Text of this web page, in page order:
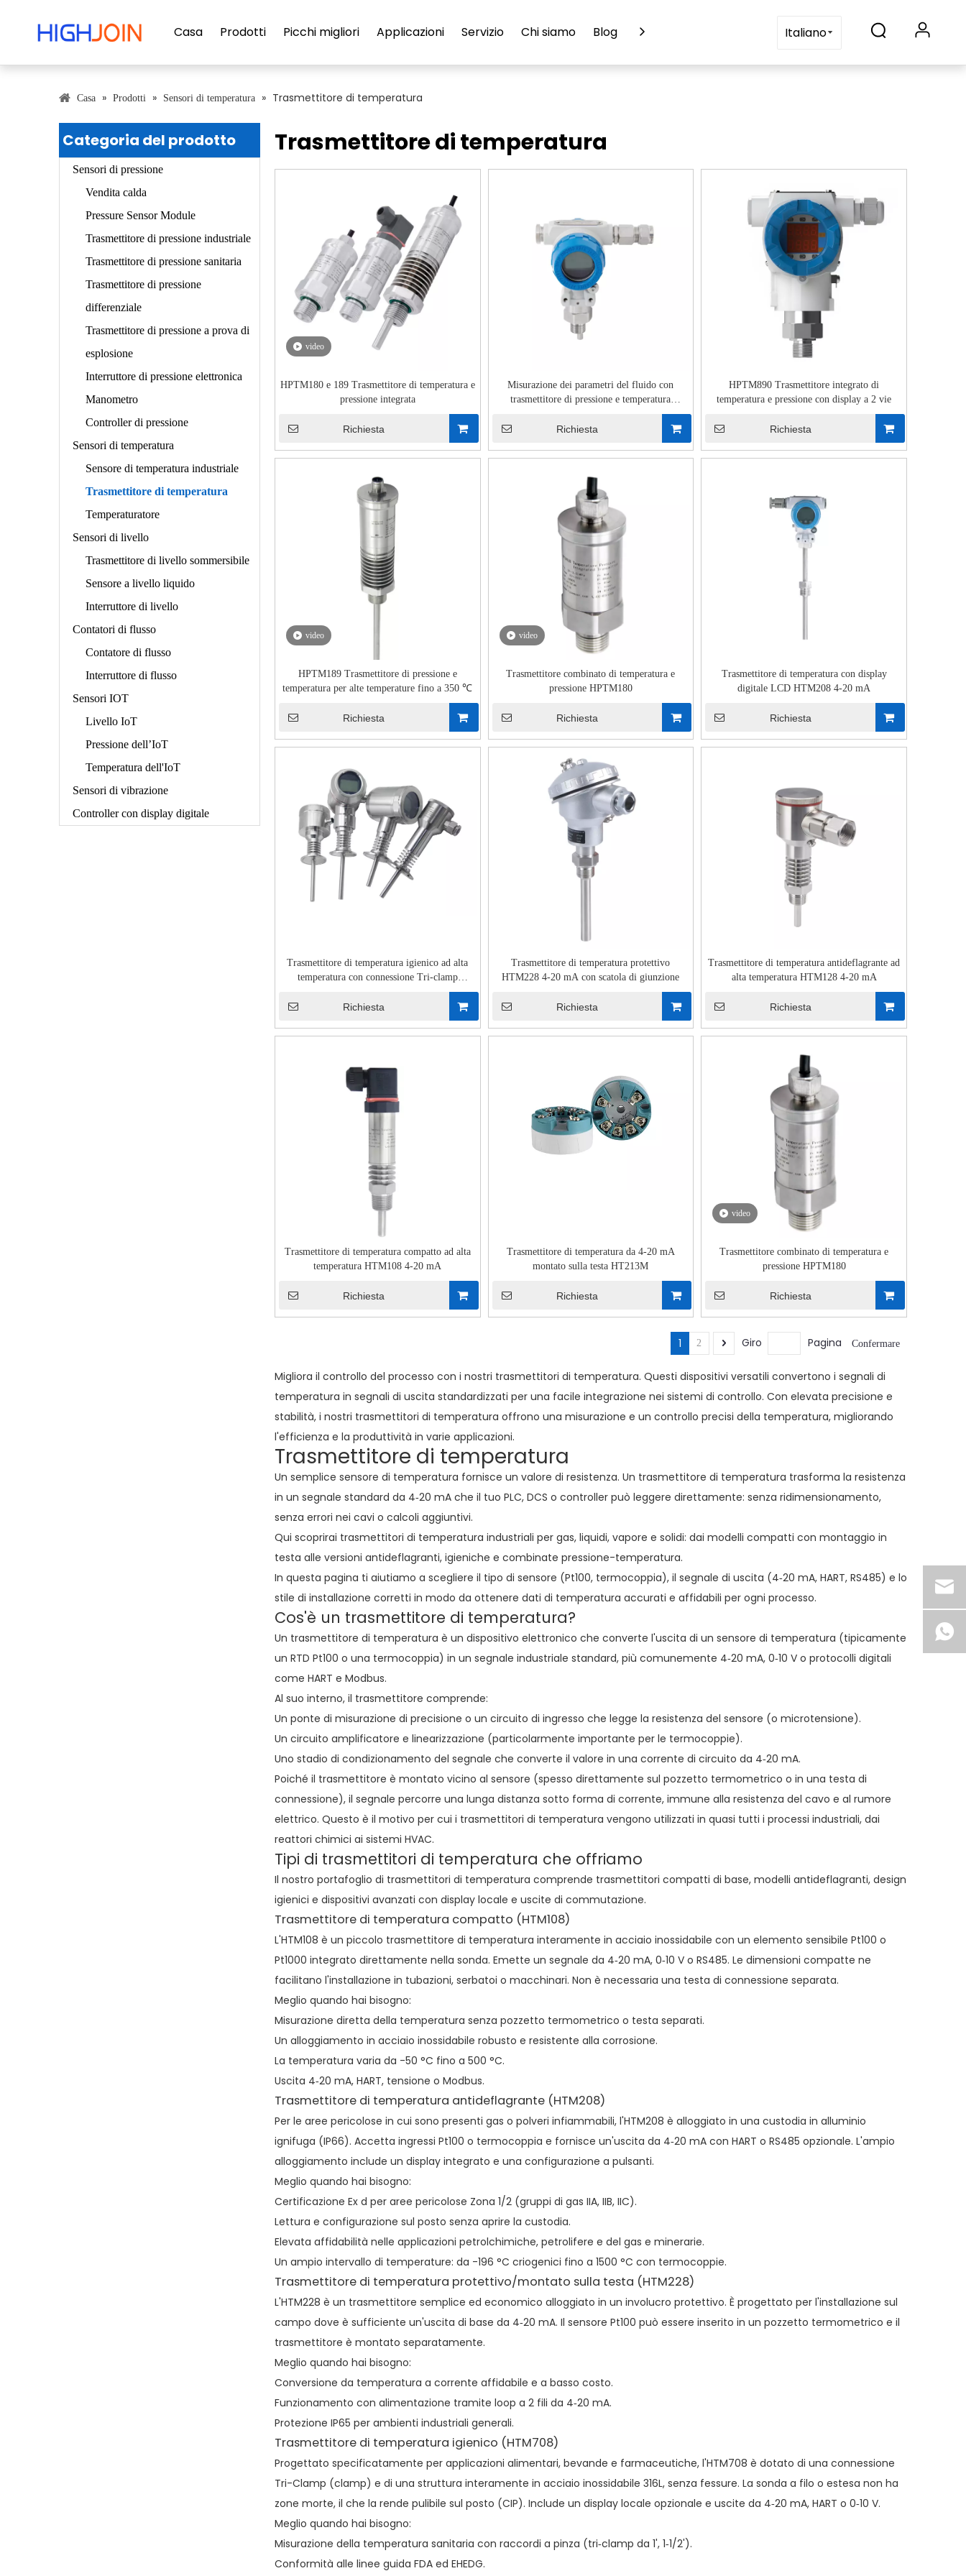
Casa Prodotti Picchi migliori Applicazioni Servizio Chi siamo Blog Contattaci Italiano
Casa » Prodotti » Sensori di temperatura » Trasmettitore di temperatura
Categoria del prodotto
Sensori di pressione
Vendita calda
Pressure Sensor Module
Trasmettitore di pressione industriale
Trasmettitore di pressione sanitaria
Trasmettitore di pressione
differenziale
Trasmettitore di pressione a prova di
esplosione
Interruttore di pressione elettronica
Manometro
Controller di pressione
Sensori di temperatura
Sensore di temperatura industriale
Trasmettitore di temperatura
Temperaturatore
Sensori di livello
Trasmettitore di livello sommersibile
Sensore a livello liquido
Interruttore di livello
Contatori di flusso
Contatore di flusso
Interruttore di flusso
Sensori IOT
Livello IoT
Pressione dell’IoT
Temperatura dell'IoT
Sensori di vibrazione
Controller con display digitale
Trasmettitore di temperatura
video
HPTM180 e 189 Trasmettitore di temperatura e
pressione integrata
Richiesta
Misurazione dei parametri del fluido con
trasmettitore di pressione e temperatura
Richiesta
HPTM890 Trasmettitore integrato di
temperatura e pressione con display a 2 vie
Richiesta
video
HPTM189 Trasmettitore di pressione e
temperatura per alte temperature fino a 350 ℃
Richiesta
video
Trasmettitore combinato di temperatura e
pressione HPTM180
Richiesta
Trasmettitore di temperatura con display
digitale LCD HTM208 4-20 mA
Richiesta
Trasmettitore di temperatura igienico ad alta
temperatura con connessione Tri-clamp
Richiesta
Trasmettitore di temperatura protettivo
HTM228 4-20 mA con scatola di giunzione
Richiesta
Trasmettitore di temperatura antideflagrante ad
alta temperatura HTM128 4-20 mA
Richiesta
Trasmettitore di temperatura compatto ad alta
temperatura HTM108 4-20 mA
Richiesta
Trasmettitore di temperatura da 4-20 mA
montato sulla testa HT213M
Richiesta
video
Trasmettitore combinato di temperatura e
pressione HPTM180
Richiesta
1 2 Giro Pagina Confermare
Migliora il controllo del processo con i nostri trasmettitori di temperatura. Questi dispositivi versatili convertono i segnali di
temperatura in segnali di uscita standardizzati per una facile integrazione nei sistemi di controllo. Con elevata precisione e
stabilità, i nostri trasmettitori di temperatura offrono una misurazione e un controllo precisi della temperatura, migliorando
l'efficienza e la produttività in varie applicazioni.
Trasmettitore di temperatura
Un semplice sensore di temperatura fornisce un valore di resistenza. Un trasmettitore di temperatura trasforma la resistenza
in un segnale standard da 4‑20 mA che il tuo PLC, DCS o controller può leggere direttamente: senza ridimensionamento,
senza errori nei cavi o calcoli aggiuntivi.
Qui scoprirai trasmettitori di temperatura industriali per gas, liquidi, vapore e solidi: dai modelli compatti con montaggio in
testa alle versioni antideflagranti, igieniche e combinate pressione-temperatura.
In questa pagina ti aiutiamo a scegliere il tipo di sensore (Pt100, termocoppia), il segnale di uscita (4‑20 mA, HART, RS485) e lo
stile di installazione corretti in modo da ottenere dati di temperatura accurati e affidabili per ogni processo.
Cos'è un trasmettitore di temperatura?
Un trasmettitore di temperatura è un dispositivo elettronico che converte l'uscita di un sensore di temperatura (tipicamente
un RTD Pt100 o una termocoppia) in un segnale industriale standard, più comunemente 4‑20 mA, 0‑10 V o protocolli digitali
come HART e Modbus.
Al suo interno, il trasmettitore comprende:
Un ponte di misurazione di precisione o un circuito di ingresso che legge la resistenza del sensore (o microtensione).
Un circuito amplificatore e linearizzazione (particolarmente importante per le termocoppie).
Uno stadio di condizionamento del segnale che converte il valore in una corrente di circuito da 4‑20 mA.
Poiché il trasmettitore è montato vicino al sensore (spesso direttamente sul pozzetto termometrico o in una testa di
connessione), il segnale percorre una lunga distanza sotto forma di corrente, immune alla resistenza del cavo e al rumore
elettrico. Questo è il motivo per cui i trasmettitori di temperatura vengono utilizzati in quasi tutti i processi industriali, dai
reattori chimici ai sistemi HVAC.
Tipi di trasmettitori di temperatura che offriamo
Il nostro portafoglio di trasmettitori di temperatura comprende trasmettitori compatti di base, modelli antideflagranti, design
igienici e dispositivi avanzati con display locale e uscite di commutazione.
Trasmettitore di temperatura compatto (HTM108)
L'HTM108 è un piccolo trasmettitore di temperatura interamente in acciaio inossidabile con un elemento sensibile Pt100 o
Pt1000 integrato direttamente nella sonda. Emette un segnale da 4‑20 mA, 0‑10 V o RS485. Le dimensioni compatte ne
facilitano l'installazione in tubazioni, serbatoi o macchinari. Non è necessaria una testa di connessione separata.
Meglio quando hai bisogno:
Misurazione diretta della temperatura senza pozzetto termometrico o testa separati.
Un alloggiamento in acciaio inossidabile robusto e resistente alla corrosione.
La temperatura varia da -50 °C fino a 500 °C.
Uscita 4‑20 mA, HART, tensione o Modbus.
Trasmettitore di temperatura antideflagrante (HTM208)
Per le aree pericolose in cui sono presenti gas o polveri infiammabili, l'HTM208 è alloggiato in una custodia in alluminio
ignifuga (IP66). Accetta ingressi Pt100 o termocoppia e fornisce un'uscita da 4‑20 mA con HART o RS485 opzionale. L'ampio
alloggiamento include un display integrato e una configurazione a pulsanti.
Meglio quando hai bisogno:
Certificazione Ex d per aree pericolose Zona 1/2 (gruppi di gas IIA, IIB, IIC).
Lettura e configurazione sul posto senza aprire la custodia.
Elevata affidabilità nelle applicazioni petrolchimiche, petrolifere e del gas e minerarie.
Un ampio intervallo di temperature: da -196 °C criogenici fino a 1500 °C con termocoppie.
Trasmettitore di temperatura protettivo/montato sulla testa (HTM228)
L'HTM228 è un trasmettitore semplice ed economico alloggiato in un involucro protettivo. È progettato per l'installazione sul
campo dove è sufficiente un'uscita di base da 4‑20 mA. Il sensore Pt100 può essere inserito in un pozzetto termometrico e il
trasmettitore è montato separatamente.
Meglio quando hai bisogno:
Conversione da temperatura a corrente affidabile e a basso costo.
Funzionamento con alimentazione tramite loop a 2 fili da 4‑20 mA.
Protezione IP65 per ambienti industriali generali.
Trasmettitore di temperatura igienico (HTM708)
Progettato specificatamente per applicazioni alimentari, bevande e farmaceutiche, l'HTM708 è dotato di una connessione
Tri-Clamp (clamp) e di una struttura interamente in acciaio inossidabile 316L, senza fessure. La sonda a filo o estesa non ha
zone morte, il che la rende pulibile sul posto (CIP). Include un display locale opzionale e uscite da 4‑20 mA, HART o 0‑10 V.
Meglio quando hai bisogno:
Misurazione della temperatura sanitaria con raccordi a pinza (tri‑clamp da 1', 1‑1/2').
Conformità alle linee guida FDA ed EHEDG.